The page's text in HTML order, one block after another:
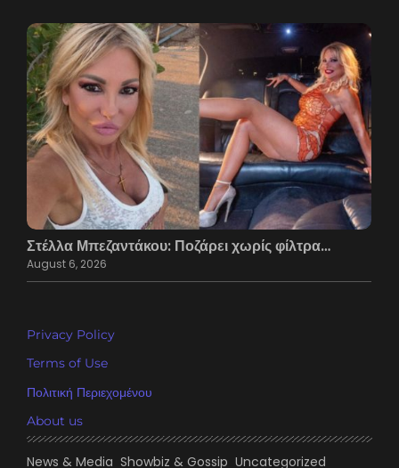
Στέλλα Μπεζαντάκου: Ποζάρει χωρίς φίλτρα…
August 6, 2026
Privacy Policy
Terms of Use
Πολιτική Περιεχομένου
About us
News & Media Showbiz & Gossip Uncategorized